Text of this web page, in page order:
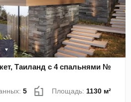
Таиланд с 4 спальнями №
5 Площадь:1130 м²